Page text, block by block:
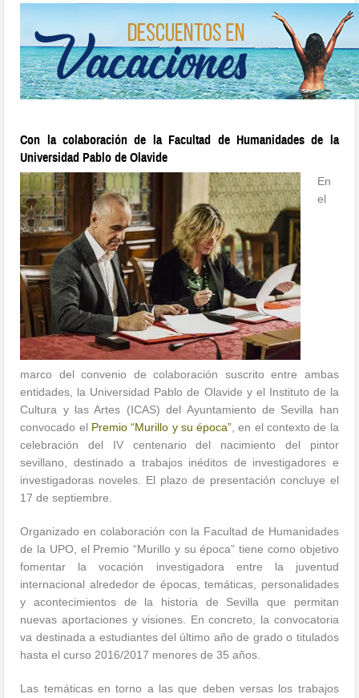
Con la colaboración de la Facultad de Humanidades de la
Universidad Pablo de Olavide
En
el
marco del convenio de colaboración suscrito entre ambas
entidades, la Universidad Pablo de Olavide y el Instituto de la
Cultura y las Artes (ICAS) del Ayuntamiento de Sevilla han
convocado el Premio “Murillo y su época” , en el contexto de la
celebración del IV centenario del nacimiento del pintor
sevillano, destinado a trabajos inéditos de investigadores e
investigadoras noveles. El plazo de presentación concluye el
17 de septiembre.
Organizado en colaboración con la Facultad de Humanidades
de la UPO, el Premio “Murillo y su época” tiene como objetivo
fomentar la vocación investigadora entre la juventud
internacional alrededor de épocas, temáticas, personalidades
y acontecimientos de la historia de Sevilla que permitan
nuevas aportaciones y visiones. En concreto, la convocatoria
va destinada a estudiantes del último año de grado o titulados
hasta el curso 2016/2017 menores de 35 años.
Las temáticas en torno a las que deben versas los trabajos